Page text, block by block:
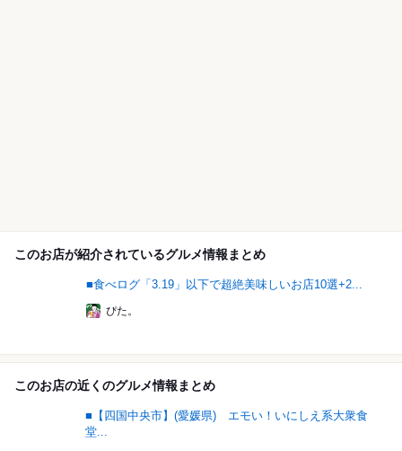
このお店が紹介されているグルメ情報まとめ
■食べログ「3.19」以下で超絶美味しいお店10選+2...
ぴた。
このお店の近くのグルメ情報まとめ
■【四国中央市】(愛媛県) エモい！いにしえ系大衆食
堂...